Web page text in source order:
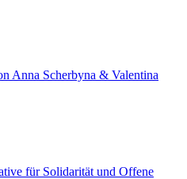
Anna Scherbyna & Valentina
für Solidarität und Offene